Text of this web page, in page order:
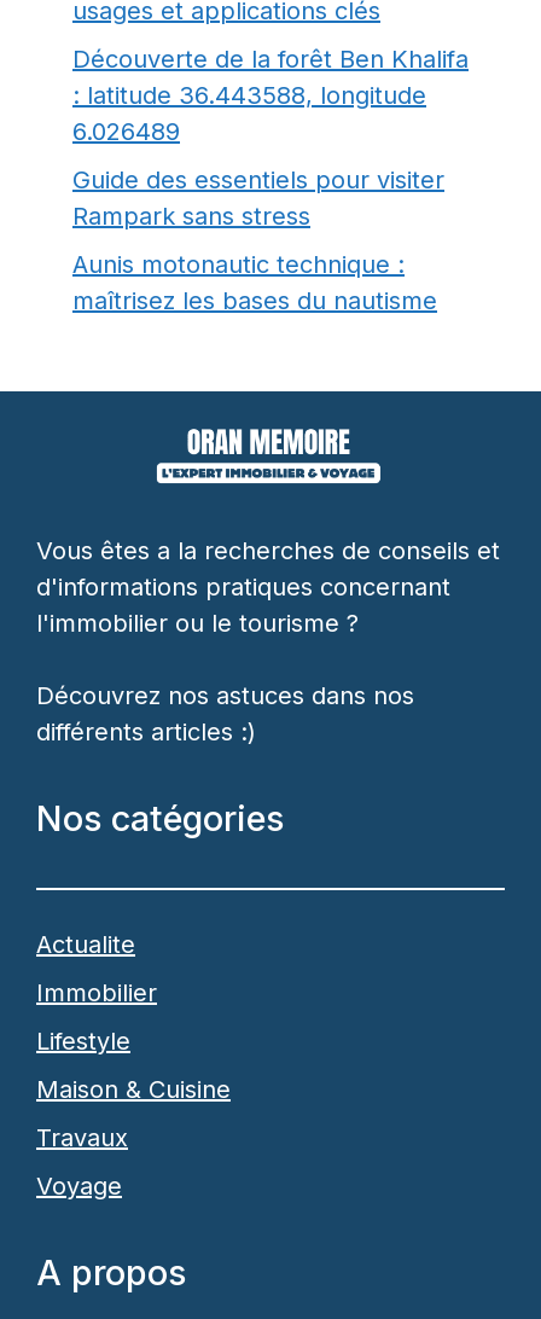
usages et applications clés
Découverte de la forêt Ben Khalifa
: latitude 36.443588, longitude
6.026489
Guide des essentiels pour visiter
Rampark sans stress
Aunis motonautic technique :
maîtrisez les bases du nautisme
Vous êtes a la recherches de conseils et
d'informations pratiques concernant
l'immobilier ou le tourisme ?
Découvrez nos astuces dans nos
différents articles :)
Nos catégories
Actualite
Immobilier
Lifestyle
Maison & Cuisine
Travaux
Voyage
A propos